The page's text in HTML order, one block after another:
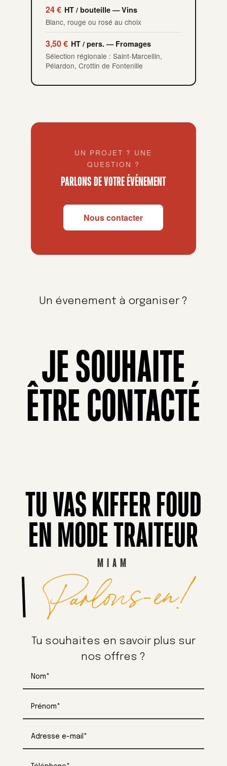
24 € HT / bouteille — Vins
Blanc, rouge ou rosé au choix
3,50 € HT / pers. — Fromages
Sélection régionale : Saint-Marcellin,
Pélardon, Crottin de Fontenille
UN PROJET ? UNE
QUESTION ?
PARLONS DE VOTRE ÉVÉNEMENT
Nous contacter
Un évenement à organiser ?
JE SOUHAITE
ÊTRE CONTACTÉ
TU VAS KIFFER FOUD
EN MODE TRAITEUR
MIAM
Parlons-en!
Tu souhaites en savoir plus sur
nos offres ?